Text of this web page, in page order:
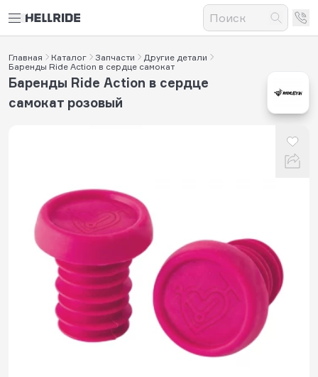
Главная Каталог Запчасти
Другие детали
Баренды Ride Action в сердце самокат
Баренды Ride Action в сердце
самокат розовый